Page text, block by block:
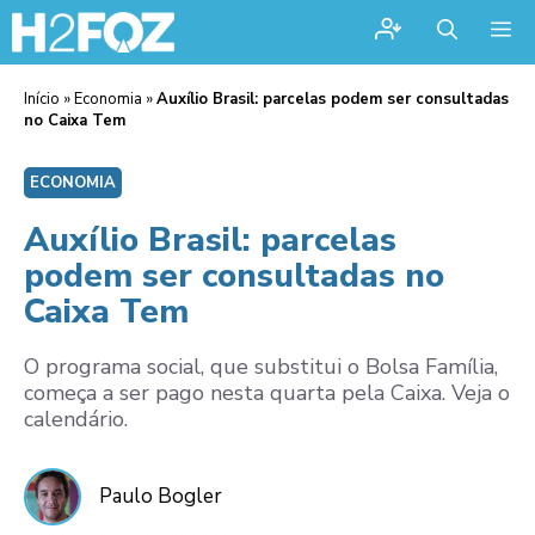
Início »Economia »Auxílio Brasil: parcelas podem ser consultadas
no Caixa Tem
ECONOMIA
Auxílio Brasil: parcelas
podem ser consultadas no
Caixa Tem
O programa social, que substitui o Bolsa Família,
começa a ser pago nesta quarta pela Caixa. Veja o
calendário.
Paulo Bogler